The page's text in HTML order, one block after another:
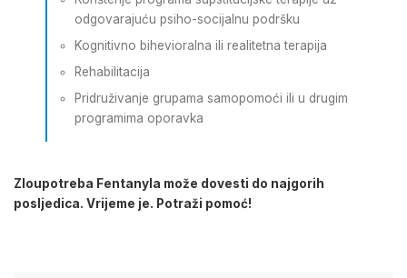
odgovarajuću psiho-socijalnu podršku
Kognitivno bihevioralna ili realitetna terapija
Rehabilitacija
Pridruživanje grupama samopomoći ili u drugim
programima oporavka
Zloupotreba Fentanyla može dovesti do najgorih
posljedica. Vrijeme je. Potraži pomoć!